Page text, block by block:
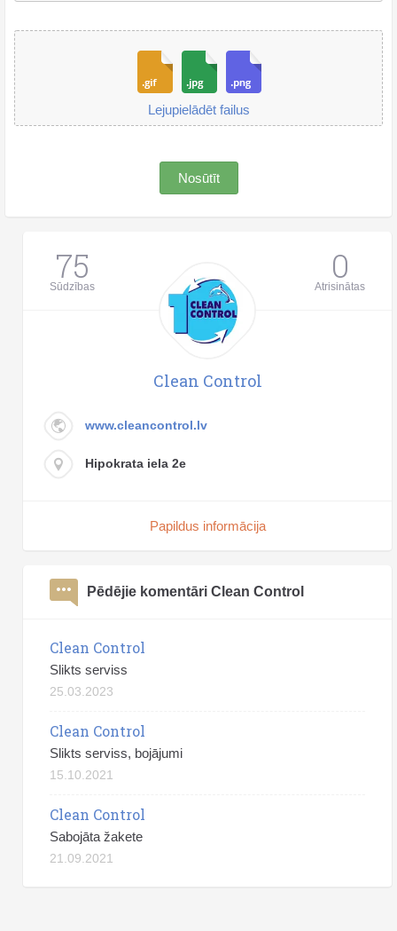
Lejupielādēt failus
Nosūtīt
75
Sūdzības 0
Atrisinātas
Clean Control
www.cleancontrol.lv
Hipokrata iela 2e
Papildus informācija
Pēdējie komentāri Clean Control
Clean Control
Slikts serviss
25.03.2023
Clean Control
Slikts serviss, bojājumi
15.10.2021
Clean Control
Sabojāta žakete
21.09.2021